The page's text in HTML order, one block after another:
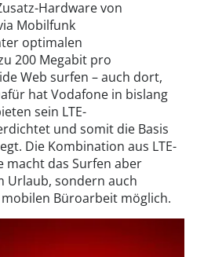
Hardware von
Mobilfunk
optimalen
200 Megabit pro
Web surfen – auch dort,
hat Vodafone in bislang
sein LTE-
und somit die Basis
Die Kombination aus LTE-
macht das Surfen aber
Urlaub, sondern auch
Büroarbeit möglich.